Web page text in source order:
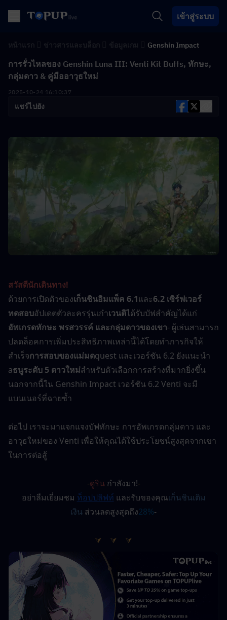
เข้าสู่ระบบ
Genshin Impact
การรั่วไหลของ Genshin Luna III: Venti Kit Buffs, ทักษะ,
กลุ่มดาว & คู่มืออาวุธใหม่
2025-10-24 16:10:37
แชร์ไปยัง
สวัสดีนักเดินทาง!
ด้วยการเปิดตัวของเก็นชินอิมแพ็ค 6.1และ6.2 เซิร์ฟเวอร์
ทดสอบอัปเดตตัวละครรุ่นเก๋าเวนติได้รับบัฟสำคัญได้แก่
อัพเกรดทักษะ พรสวรรค์ และกลุ่มดาวของเขา- ผู้เล่นสามารถ
ปลดล็อคการเพิ่มประสิทธิภาพเหล่านี้ได้โดยทำภารกิจให้
สำเร็จการสอบของแม่มดquest และเวอร์ชัน 6.2 ยังแนะนำ
aธนูระดับ 5 ดาวใหม่สำหรับตัวเลือกการสร้างที่มากยิ่งขึ้น
นอกจากนี้ใน Genshin Impact เวอร์ชัน 6.2 Venti จะมี
แบนเนอร์ที่ฉายซ้ำ
ต่อไป เราจะมาแจกแจงบัฟทักษะ การอัพเกรดกลุ่มดาว และ
อาวุธใหม่ของ Venti เพื่อให้คุณได้ใช้ประโยชน์สูงสุดจากเขา
ในการต่อสู้
-ดูริน กำลังมา!-
อย่าลืมเยี่ยมชม ท็อปปลิฟท์ และรับของคุณเก็นชินเติม
เงิน ส่วนลดสูงสุดถึง28%-
⮛　⮛　⮛